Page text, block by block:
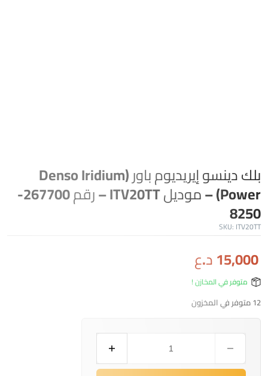
بلك دينسو إيريديوم باور (Denso Iridium
Power) – موديل ITV20TT – رقم 267700-
8250
SKU: ITV20TT
15,000د.ع
متوفر في المخازن !
12 متوفر في المخزون
دينسو